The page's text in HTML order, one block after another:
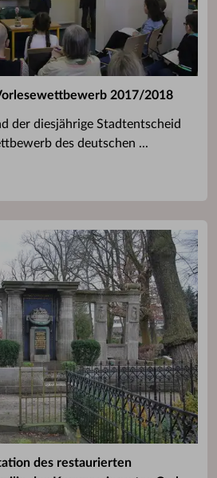
2017/2018
der diesjährige Stadtentscheid
des deutschen ...
des restaurierten